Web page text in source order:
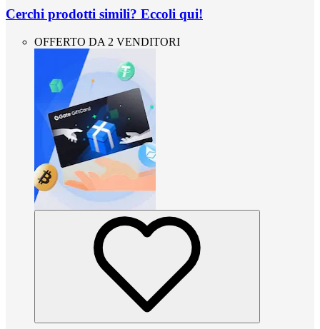
Cerchi prodotti simili? Eccoli qui!
OFFERTO DA 2 VENDITORI